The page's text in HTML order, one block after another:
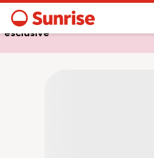
Accedi a My Sunrise per offerte
esclusive